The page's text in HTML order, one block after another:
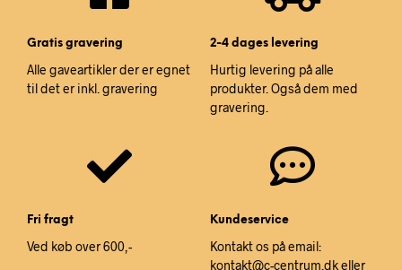
Gratis gravering
Alle gaveartikler der er egnet
til det er inkl. gravering
2-4 dages levering
Hurtig levering på alle
produkter. Også dem med
gravering.
Fri fragt
Ved køb over 600,-
Kundeservice
Kontakt os på email:
kontakt@c-centrum.dk eller